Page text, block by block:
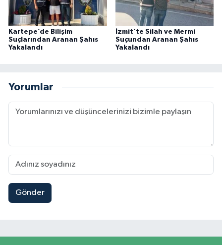
Kartepe’de Bilişim
Suçlarından Aranan Şahıs
Yakalandı
İzmit’te Silah ve Mermi
Suçundan Aranan Şahıs
Yakalandı
Yorumlar
Gönder